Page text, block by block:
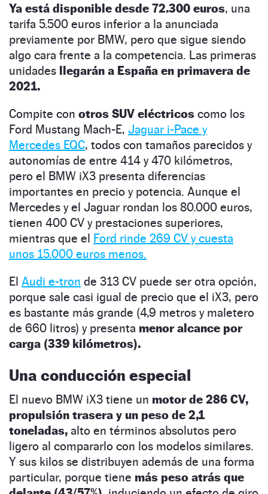
Ya está disponible desde 72.300 euros, una
tarifa 5.500 euros inferior a la anunciada
previamente por BMW, pero que sigue siendo
algo cara frente a la competencia. Las primeras
unidades llegarán a España en primavera de
2021.
Compite con otros SUV eléctricos como los
Ford Mustang Mach-E, Jaguar i-Pace y
Mercedes EQC, todos con tamaños parecidos y
autonomías de entre 414 y 470 kilómetros,
pero el BMW iX3 presenta diferencias
importantes en precio y potencia. Aunque el
Mercedes y el Jaguar rondan los 80.000 euros,
tienen 400 CV y prestaciones superiores,
mientras que el Ford rinde 269 CV y cuesta
unos 15.000 euros menos.
El Audi e-tron de 313 CV puede ser otra opción,
porque sale casi igual de precio que el iX3, pero
es bastante más grande (4,9 metros y maletero
de 660 litros) y presenta menor alcance por
carga (339 kilómetros).
Una conducción especial
El nuevo BMW iX3 tiene un motor de 286 CV,
propulsión trasera y un peso de 2,1
toneladas, alto en términos absolutos pero
ligero al compararlo con los modelos similares.
Y sus kilos se distribuyen además de una forma
particular, porque tiene más peso atrás que